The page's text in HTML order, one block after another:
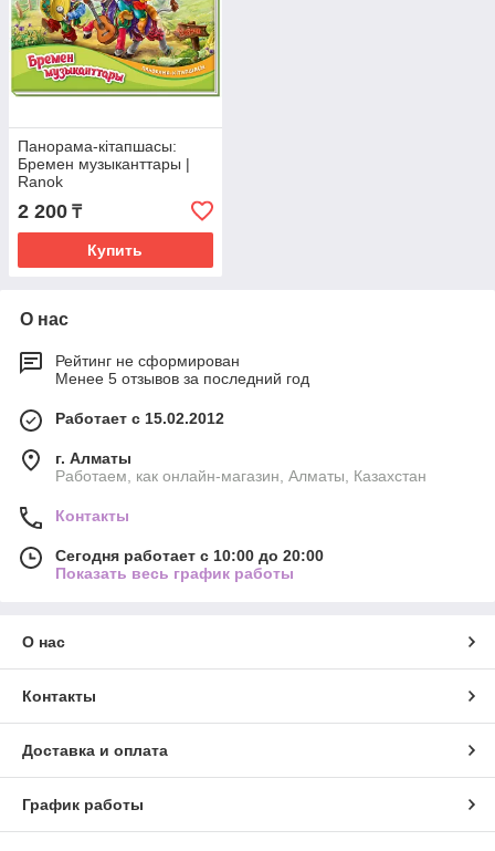
Панорама-кітапшасы:
Бремен музыканттары |
Ranok
2 200 ₸
Купить
О нас
Рейтинг не сформирован
Менее 5 отзывов за последний год
Работает с 15.02.2012
г. Алматы
Работаем, как онлайн-магазин, Алматы, Казахстан
Контакты
Сегодня работает с 10:00 до 20:00
Показать весь график работы
О нас
Контакты
Доставка и оплата
График работы